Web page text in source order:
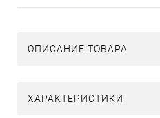
ОПИСАНИЕ ТОВАРА
ХАРАКТЕРИСТИКИ